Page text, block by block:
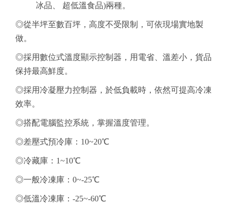
冰品、 超低溫食品)兩種。
◎從半坪至數百坪，高度不受限制，可依現場實地製
做。
◎採用數位式溫度顯示控制器，用電省、溫差小，貨品
保持最高鮮度。
◎採用冷凝壓力控制器，於低負載時，依然可提高冷凍
效率。
◎搭配電腦監控系統，掌握溫度管理。
◎差壓式預冷庫：10~20℃
◎冷藏庫：1~10℃
◎一般冷凍庫：0~-25℃
◎低溫冷凍庫：-25~-60℃